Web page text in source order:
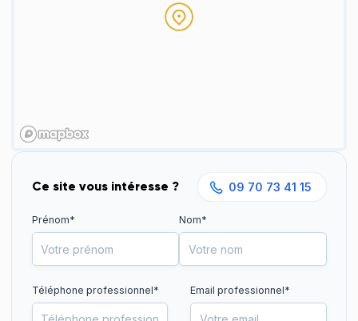
Ce site vous intéresse ? 09 70 73 41 15
Prénom* Nom*
Téléphone professionnel* Email professionnel*